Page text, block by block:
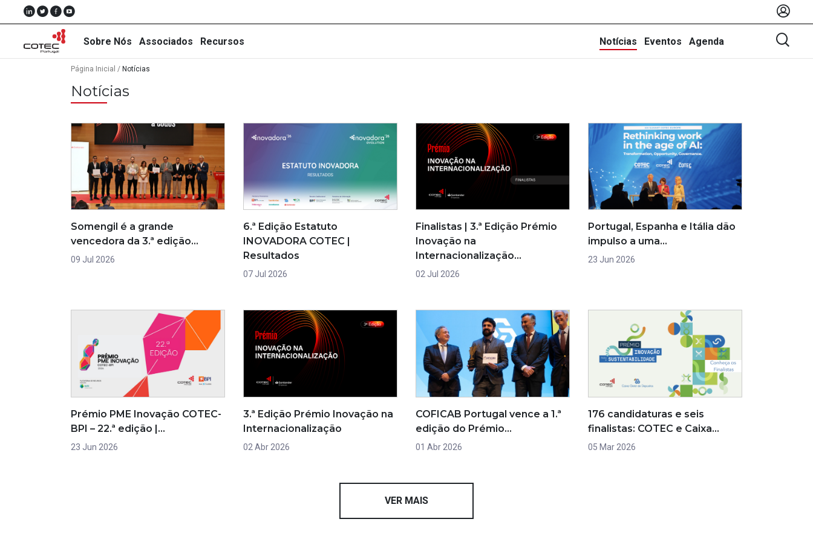
Sobre Nós Associados Recursos Notícias Eventos Agenda
Página Inicial / Notícias
Notícias
Somengil é a grande
vencedora da 3.ª edição…
09 Jul 2026
6.ª Edição Estatuto
INOVADORA COTEC |
Resultados
07 Jul 2026
Finalistas | 3.ª Edição Prémio
Inovação na
Internacionalização…
02 Jul 2026
Portugal, Espanha e Itália dão
impulso a uma…
23 Jun 2026
Prémio PME Inovação COTEC-
BPI – 22.ª edição |…
23 Jun 2026
3.ª Edição Prémio Inovação na
Internacionalização
02 Abr 2026
COFICAB Portugal vence a 1.ª
edição do Prémio…
01 Abr 2026
176 candidaturas e seis
finalistas: COTEC e Caixa…
05 Mar 2026
VER MAIS